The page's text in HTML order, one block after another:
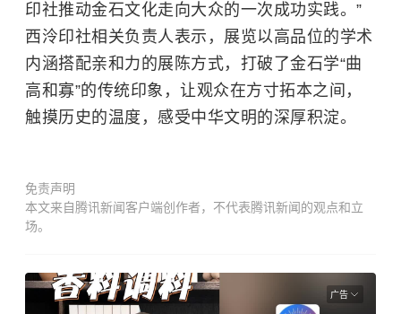
印社推动金石文化走向大众的一次成功实践。”
西泠印社相关负责人表示，展览以高品位的学术
内涵搭配亲和力的展陈方式，打破了金石学“曲
高和寡”的传统印象，让观众在方寸拓本之间，
触摸历史的温度，感受中华文明的深厚积淀。
免责声明
本文来自腾讯新闻客户端创作者，不代表腾讯新闻的观点和立
场。
广告